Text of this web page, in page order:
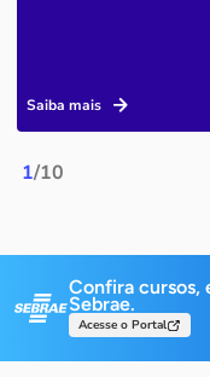
1/10
Saiba mais
Confira cursos,
Sebrae.
Acesse o Portal